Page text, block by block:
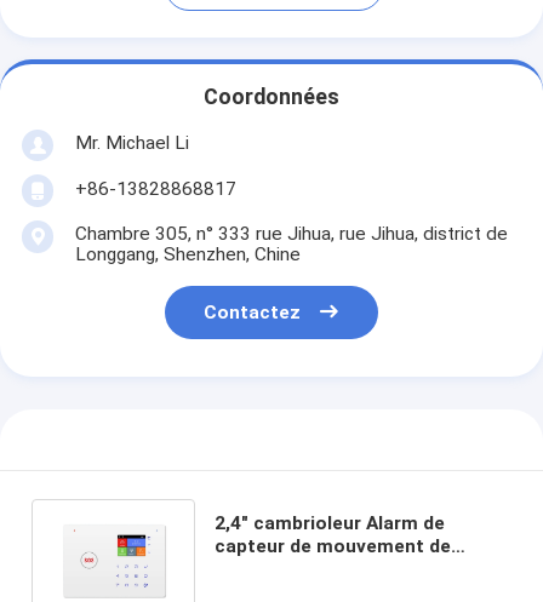
Coordonnées
Mr. Michael Li
+86-13828868817
Chambre 305, n° 333 rue Jihua, rue Jihua, district de
Longgang, Shenzhen, Chine
Contactez
2,4" cambrioleur Alarm de
capteur de mouvement de